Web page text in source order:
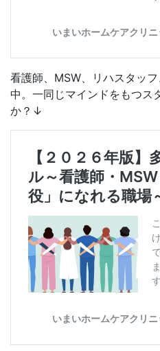
看護師、MSW、リハスタッ
中。一同じマインドをもつス
か？↓